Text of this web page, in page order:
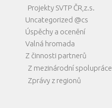
Projekty SVTP ČR,z.s.
Uncategorized @cs
Úspěchy a ocenění
Valná hromada
Z činnosti partnerů
Z mezinárodní spolupráce
Zprávy z regionů